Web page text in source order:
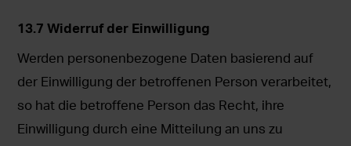
13.7 Widerruf der Einwilligung
Werden personenbezogene Daten basierend auf
der Einwilligung der betroffenen Person verarbeitet,
so hat die betroffene Person das Recht, ihre
Einwilligung durch eine Mitteilung an uns zu